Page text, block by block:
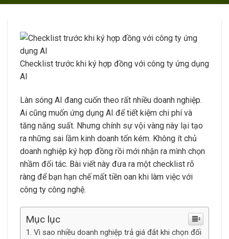
Checklist trước khi ký hợp đồng với công ty ứng dụng
AI
Làn sóng AI đang cuốn theo rất nhiều doanh nghiệp.
Ai cũng muốn ứng dụng AI để tiết kiệm chi phí và
tăng năng suất. Nhưng chính sự vội vàng này lại tạo
ra những sai lầm kinh doanh tốn kém. Không ít chủ
doanh nghiệp ký hợp đồng rồi mới nhận ra mình chọn
nhầm đối tác. Bài viết này đưa ra một checklist rõ
ràng để bạn hạn chế mất tiền oan khi làm việc với
công ty công nghệ.
Mục lục
Vì sao nhiều doanh nghiệp trả giá đắt khi chọn đối